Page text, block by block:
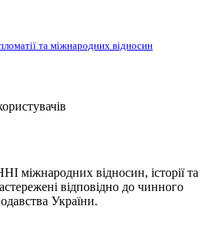
та міжнародних відносин
міжнародних відносин, історії та
відповідно до чинного
України.